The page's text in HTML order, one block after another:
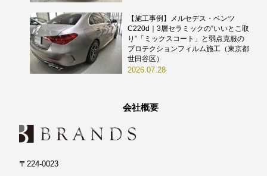
【施工事例】メルセデス・ベンツ
C220d｜3層セラミックの“いいとこ取
り”「ミックスコート」と弱点克服の
プロテクションフィルム施工（東京都
世田谷区）
2026.07.28
会社概要
〒224-0023